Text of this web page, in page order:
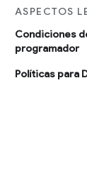
ASPECTOS
Condiciones
programador
Políticas para